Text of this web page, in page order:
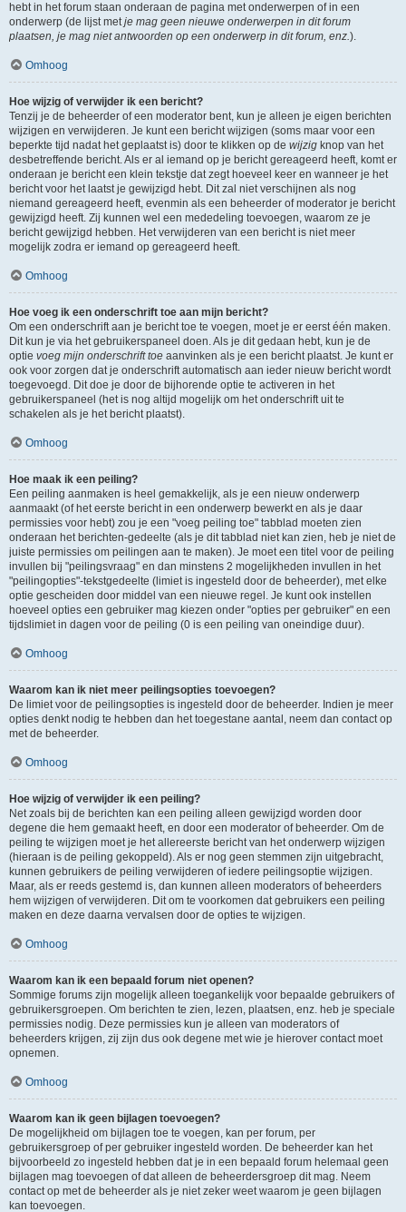
hebt in het forum staan onderaan de pagina met onderwerpen of in een
onderwerp (de lijst metje mag geen nieuwe onderwerpen in dit forum
plaatsen, je mag niet antwoorden op een onderwerp in dit forum, enz.).
Omhoog
Hoe wijzig of verwijder ik een bericht?
Tenzij je de beheerder of een moderator bent, kun je alleen je eigen berichten
wijzigen en verwijderen. Je kunt een bericht wijzigen (soms maar voor een
beperkte tijd nadat het geplaatst is) door te klikken op de wijzig knop van het
desbetreffende bericht. Als er al iemand op je bericht gereageerd heeft, komt er
onderaan je bericht een klein tekstje dat zegt hoeveel keer en wanneer je het
bericht voor het laatst je gewijzigd hebt. Dit zal niet verschijnen als nog
niemand gereageerd heeft, evenmin als een beheerder of moderator je bericht
gewijzigd heeft. Zij kunnen wel een mededeling toevoegen, waarom ze je
bericht gewijzigd hebben. Het verwijderen van een bericht is niet meer
mogelijk zodra er iemand op gereageerd heeft.
Omhoog
Hoe voeg ik een onderschrift toe aan mijn bericht?
Om een onderschrift aan je bericht toe te voegen, moet je er eerst één maken.
Dit kun je via het gebruikerspaneel doen. Als je dit gedaan hebt, kun je de
optie voeg mijn onderschrift toe aanvinken als je een bericht plaatst. Je kunt er
ook voor zorgen dat je onderschrift automatisch aan ieder nieuw bericht wordt
toegevoegd. Dit doe je door de bijhorende optie te activeren in het
gebruikerspaneel (het is nog altijd mogelijk om het onderschrift uit te
schakelen als je het bericht plaatst).
Omhoog
Hoe maak ik een peiling?
Een peiling aanmaken is heel gemakkelijk, als je een nieuw onderwerp
aanmaakt (of het eerste bericht in een onderwerp bewerkt en als je daar
permissies voor hebt) zou je een "voeg peiling toe" tabblad moeten zien
onderaan het berichten-gedeelte (als je dit tabblad niet kan zien, heb je niet de
juiste permissies om peilingen aan te maken). Je moet een titel voor de peiling
invullen bij "peilingsvraag" en dan minstens 2 mogelijkheden invullen in het
"peilingopties"-tekstgedeelte (limiet is ingesteld door de beheerder), met elke
optie gescheiden door middel van een nieuwe regel. Je kunt ook instellen
hoeveel opties een gebruiker mag kiezen onder "opties per gebruiker" en een
tijdslimiet in dagen voor de peiling (0 is een peiling van oneindige duur).
Omhoog
Waarom kan ik niet meer peilingsopties toevoegen?
De limiet voor de peilingsopties is ingesteld door de beheerder. Indien je meer
opties denkt nodig te hebben dan het toegestane aantal, neem dan contact op
met de beheerder.
Omhoog
Hoe wijzig of verwijder ik een peiling?
Net zoals bij de berichten kan een peiling alleen gewijzigd worden door
degene die hem gemaakt heeft, en door een moderator of beheerder. Om de
peiling te wijzigen moet je het allereerste bericht van het onderwerp wijzigen
(hieraan is de peiling gekoppeld). Als er nog geen stemmen zijn uitgebracht,
kunnen gebruikers de peiling verwijderen of iedere peilingsoptie wijzigen.
Maar, als er reeds gestemd is, dan kunnen alleen moderators of beheerders
hem wijzigen of verwijderen. Dit om te voorkomen dat gebruikers een peiling
maken en deze daarna vervalsen door de opties te wijzigen.
Omhoog
Waarom kan ik een bepaald forum niet openen?
Sommige forums zijn mogelijk alleen toegankelijk voor bepaalde gebruikers of
gebruikersgroepen. Om berichten te zien, lezen, plaatsen, enz. heb je speciale
permissies nodig. Deze permissies kun je alleen van moderators of
beheerders krijgen, zij zijn dus ook degene met wie je hierover contact moet
opnemen.
Omhoog
Waarom kan ik geen bijlagen toevoegen?
De mogelijkheid om bijlagen toe te voegen, kan per forum, per
gebruikersgroep of per gebruiker ingesteld worden. De beheerder kan het
bijvoorbeeld zo ingesteld hebben dat je in een bepaald forum helemaal geen
bijlagen mag toevoegen of dat alleen de beheerdersgroep dit mag. Neem
contact op met de beheerder als je niet zeker weet waarom je geen bijlagen
kan toevoegen.